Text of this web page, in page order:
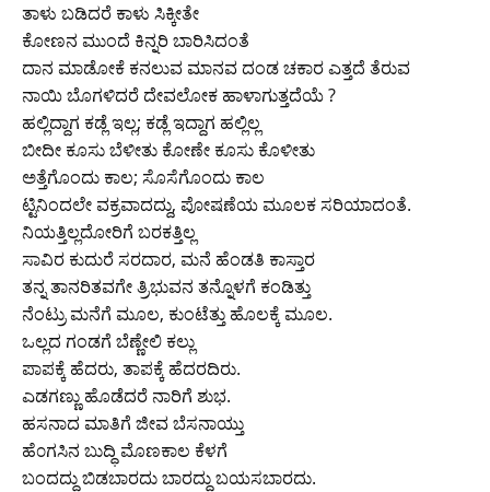
ತಾಳು ಬಡಿದರೆ ಕಾಳು ಸಿಕ್ಕೀತೇ
ಕೋಣನ ಮುಂದೆ ಕಿನ್ನರಿ ಬಾರಿಸಿದಂತೆ
ದಾನ ಮಾಡೋಕೆ ಕನಲುವ ಮಾನವ ದಂಡ ಚಕಾರ ಎತ್ತದೆ ತೆರುವ
ನಾಯಿ ಬೊಗಳಿದರೆ ದೇವಲೋಕ ಹಾಳಾಗುತ್ತದೆಯೆ ?
ಹಲ್ಲಿದ್ದಾಗ ಕಡ್ಲೆ ಇಲ್ಲ; ಕಡ್ಲೆ ಇದ್ದಾಗ ಹಲ್ಲಿಲ್ಲ
ಬೀದೀ ಕೂಸು ಬೆಳೀತು ಕೋಣೇ ಕೂಸು ಕೊಳೀತು
ಅತ್ತೆಗೊಂದು ಕಾಲ; ಸೊಸೆಗೊಂದು ಕಾಲ
ಟ್ಟಿನಿಂದಲೇ ವಕ್ರವಾದದ್ದು, ಪೋಷಣೆಯ ಮೂಲಕ ಸರಿಯಾದಂತೆ.
ನಿಯತ್ತಿಲ್ಲದೋರಿಗೆ ಬರಕತ್ತಿಲ್ಲ
ಸಾವಿರ ಕುದುರೆ ಸರದಾರ, ಮನೆ ಹೆಂಡತಿ ಕಾಸ್ತಾರ
ತನ್ನ ತಾನರಿತವಗೇ ತ್ರಿಭುವನ ತನ್ನೊಳಗೆ ಕಂಡಿತ್ತು
ನೆಂಟ್ರು ಮನೆಗೆ ಮೂಲ, ಕುಂಟೆತ್ತು ಹೊಲಕ್ಕೆ ಮೂಲ.
ಒಲ್ಲದ ಗಂಡಗೆ ಬೆಣ್ಣೇಲಿ ಕಲ್ಲು
ಪಾಪಕ್ಕೆ ಹೆದರು, ತಾಪಕ್ಕೆ ಹೆದರದಿರು.
ಎಡಗಣ್ಣು ಹೊಡೆದರೆ ನಾರಿಗೆ ಶುಭ.
ಹಸನಾದ ಮಾತಿಗೆ ಜೀವ ಬೆಸನಾಯ್ತು
ಹೆ೦ಗಸಿನ ಬುದ್ಧಿ ಮೊಣಕಾಲ ಕೆಳಗೆ
ಬಂದದ್ದು ಬಿಡಬಾರದು ಬಾರದ್ದು ಬಯಸಬಾರದು.